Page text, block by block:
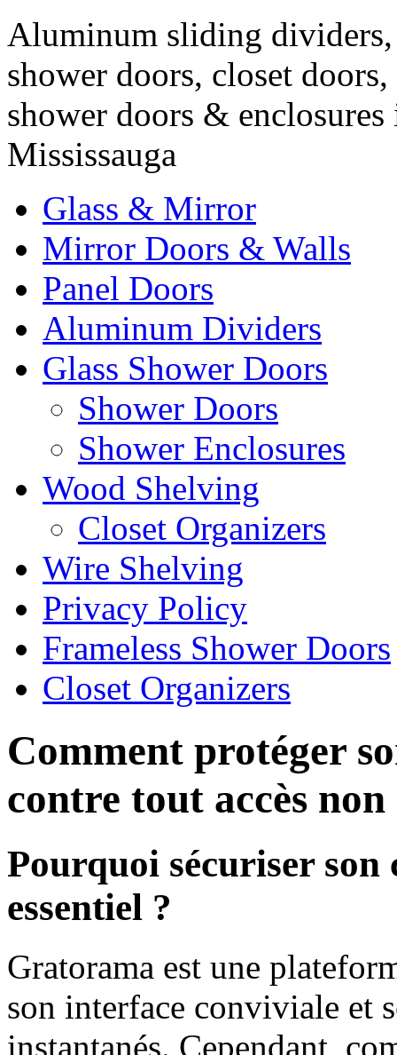
Aluminum sliding dividers,
shower doors, closet
shower doors &
Mississauga
Glass & Mirror
Mirror Doors & Walls
Panel Doors
Aluminum Dividers
Glass Shower Doors
Shower Doors
Shower Enclosures
Wood Shelving
Closet Organizers
Wire Shelving
Privacy Policy
Frameless Shower Doors
Closet Organizers
Comment protéger
contre tout accès
Pourquoi sécuriser
essentiel ?
Gratorama est une
son interface conviviale et
instantanés. Cependant,